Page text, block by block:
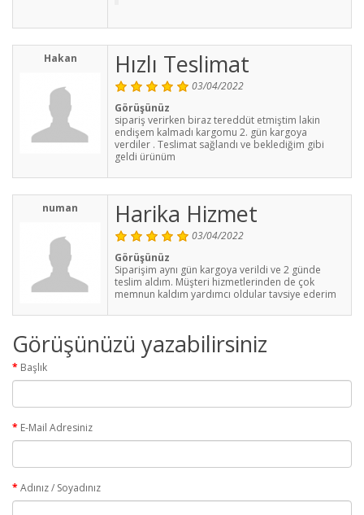
Hakan Hızlı Teslimat
03/04/2022
Görüşünüz
sipariş verirken biraz tereddüt etmiştim lakin
endişem kalmadı kargomu 2. gün kargoya
verdiler . Teslimat sağlandı ve beklediğim gibi
geldi ürünüm
numan Harika Hizmet
03/04/2022
Görüşünüz
Siparişim aynı gün kargoya verildi ve 2 günde
teslim aldım. Müşteri hizmetlerinden de çok
memnun kaldım yardımcı oldular tavsiye ederim
Görüşünüzü yazabilirsiniz
Başlık
E-Mail Adresiniz
Adınız / Soyadınız